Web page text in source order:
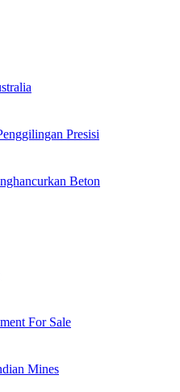
Presisi
Beton
For Sale
Mines